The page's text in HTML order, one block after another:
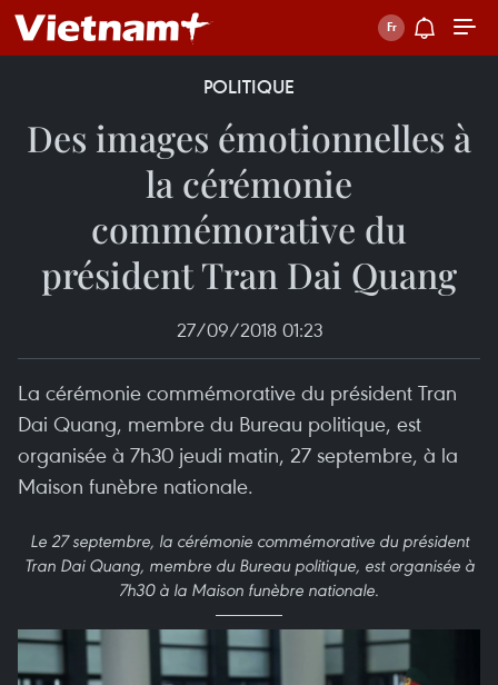
POLITIQUE
Des images émotionnelles à
la cérémonie
commémorative du
président Tran Dai Quang
27/09/2018 01:23
La cérémonie commémorative du président Tran
Dai Quang, membre du Bureau politique, est
organisée à 7h30 jeudi matin, 27 septembre, à la
Maison funèbre nationale.
Le 27 septembre, la cérémonie commémorative du président
Tran Dai Quang, membre du Bureau politique, est organisée à
7h30 à la Maison funèbre nationale.